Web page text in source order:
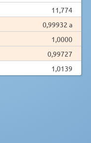
11,774
0,99932 a
1,0000
0,99727
1,0139